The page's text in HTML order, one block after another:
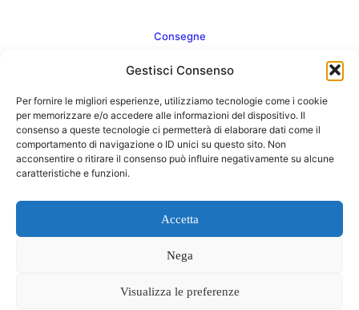
Gestisci Consenso
Per fornire le migliori esperienze, utilizziamo tecnologie come i cookie
per memorizzare e/o accedere alle informazioni del dispositivo. Il
consenso a queste tecnologie ci permetterà di elaborare dati come il
comportamento di navigazione o ID unici su questo sito. Non
acconsentire o ritirare il consenso può influire negativamente su alcune
caratteristiche e funzioni.
Accetta
Nega
Visualizza le preferenze
Consegne
Come consegnamo
FAQ